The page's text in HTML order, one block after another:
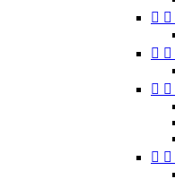
 
 
 
 